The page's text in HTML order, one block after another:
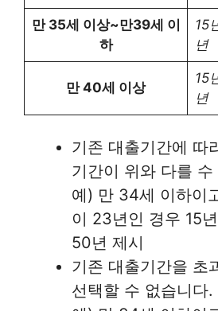
만 35세 이상~만39세 이
하
15
년
만 40세 이상
15
년
기존 대출기간에 따
기간이 위와 다를 수
예) 만 34세 이하이
이 23년인 경우 15
50년 제시
기존 대출기간을 초
선택할 수 없습니다.